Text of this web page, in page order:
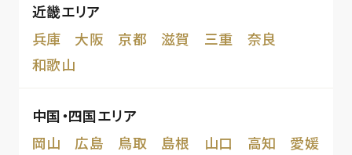
近畿エリア
兵庫
大阪 京都 滋賀 三重
奈良
和歌山
中国・四国エリア
岡山
広島 鳥取 島根 山口 高知
愛媛